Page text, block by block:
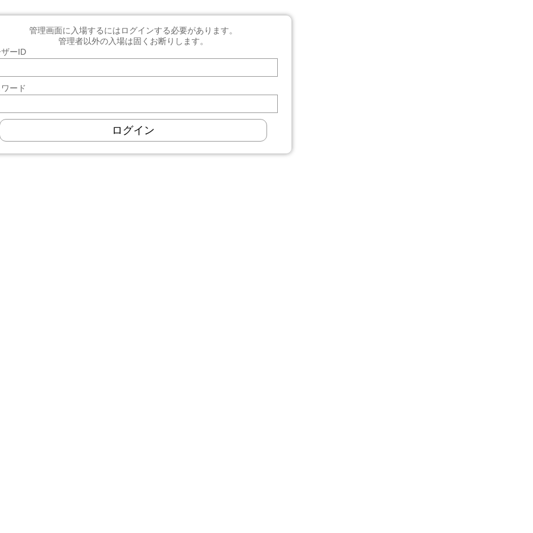
管理画面に入場するにはログインする必要があります。
管理者以外の入場は固くお断りします。
ーID
ード